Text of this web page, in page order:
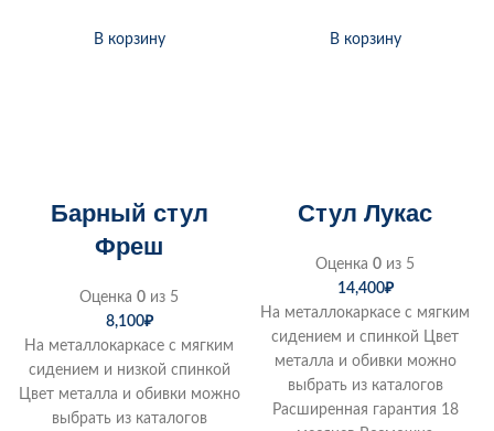
В корзину В корзину
Барный стул
Фреш
Оценка 0 из 5
8,100₽
На металлокаркасе с мягким
сидением и низкой спинкой
Цвет металла и обивки можно
выбрать из каталогов
Стул Лукас
Оценка 0 из 5
14,400₽
На металлокаркасе с мягким
сидением и спинкой Цвет
металла и обивки можно
выбрать из каталогов
Расширенная гарантия 18